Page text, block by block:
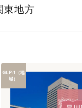
東地方
GLP-1（地
域）